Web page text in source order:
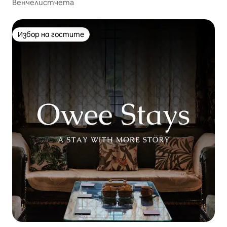
Венчелистчета
Избор на гостите
Избор на гостите